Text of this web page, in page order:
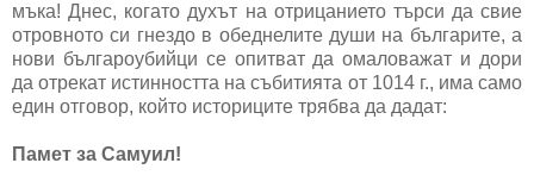
мъка! Днес, когато духът на отрицанието търси да свие
отровното си гнездо в обеднелите души на българите, а
нови българоубийци се опитват да омаловажат и дори
да отрекат истинността на събитията от 1014 г., има само
един отговор, който историците трябва да дадат:
Памет за Самуил!